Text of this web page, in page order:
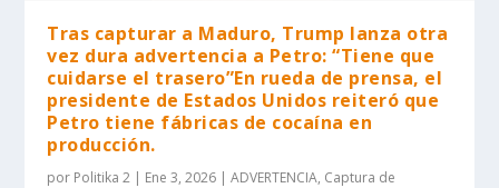
Tras capturar a Maduro, Trump lanza otra
vez dura advertencia a Petro: “Tiene que
cuidarse el trasero”En rueda de prensa, el
presidente de Estados Unidos reiteró que
Petro tiene fábricas de cocaína en
producción.
por Politika 2 | Ene 3, 2026 |ADVERTENCIA, Captura de